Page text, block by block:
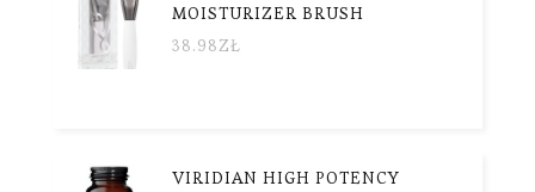
MOISTURIZER BRUSH
38.98ZŁ
VIRIDIAN HIGH POTENCY